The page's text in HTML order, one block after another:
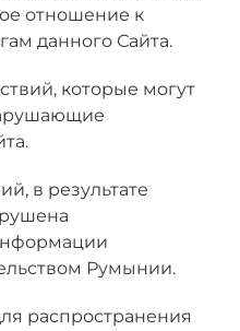
отношение к
данного Сайта.
которые могут
в результате
Румынии.
распространения